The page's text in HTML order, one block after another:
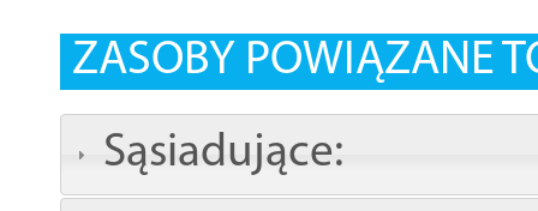
ZASOBY POWIĄZANE
Sąsiadujące: